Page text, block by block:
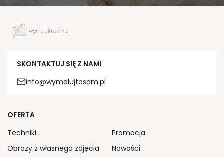
SKONTAKTUJ SIĘ Z NAMI
info@wymalujtosam.pl
OFERTA
Techniki
Obrazy z własnego zdjęcia
Promocja
Nowości